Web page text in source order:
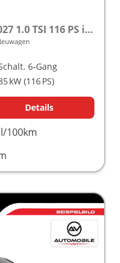
Essence Plus Modelljahr 2027 1.0 TSI 116 PS inkl. 5 J. Garantie frei konfigurierbar
6-Gang
kW (116 PS)
Details
100km